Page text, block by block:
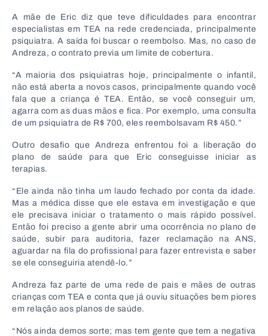
A mãe de Eric diz que teve dificuldades para encontrar
especialistas em TEA na rede credenciada, principalmente
psiquiatra. A saída foi buscar o reembolso. Mas, no caso de
Andreza, o contrato previa um limite de cobertura.
“A maioria dos psiquiatras hoje, principalmente o infantil,
não está aberta a novos casos, principalmente quando você
fala que a criança é TEA. Então, se você conseguir um,
agarra com as duas mãos e fica. Por exemplo, uma consulta
de um psiquiatra de R$ 700, eles reembolsavam R$ 450.”
Outro desafio que Andreza enfrentou foi a liberação do
plano de saúde para que Eric conseguisse iniciar as
terapias.
“Ele ainda não tinha um laudo fechado por conta da idade.
Mas a médica disse que ele estava em investigação e que
ele precisava iniciar o tratamento o mais rápido possível.
Então foi preciso a gente abrir uma ocorrência no plano de
saúde, subir para auditoria, fazer reclamação na ANS,
aguardar na fila do profissional para fazer entrevista e saber
se ele conseguiria atendê-lo.”
Andreza faz parte de uma rede de pais e mães de outras
crianças com TEA e conta que já ouviu situações bem piores
em relação aos planos de saúde.
“Nós ainda demos sorte; mas tem gente que tem a negativa